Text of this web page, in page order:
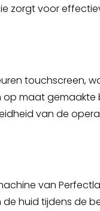
zorgt voor
touchscreen,
maat gemaakte
van de
van
huid tijdens de